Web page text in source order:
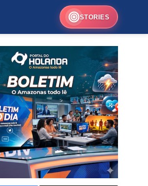
STORIES